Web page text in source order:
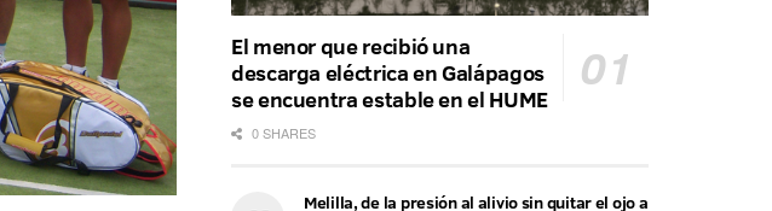
El menor que recibió una
descarga eléctrica en Galápagos
se encuentra estable en el HUME
0 SHARES
Melilla, de la presión al alivio sin quitar el ojo a